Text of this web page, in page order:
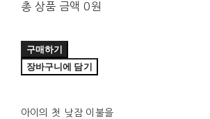
총 상품 금액 0원
구매하기
장바구니에 담기
아이의 첫 낮잠 이불을